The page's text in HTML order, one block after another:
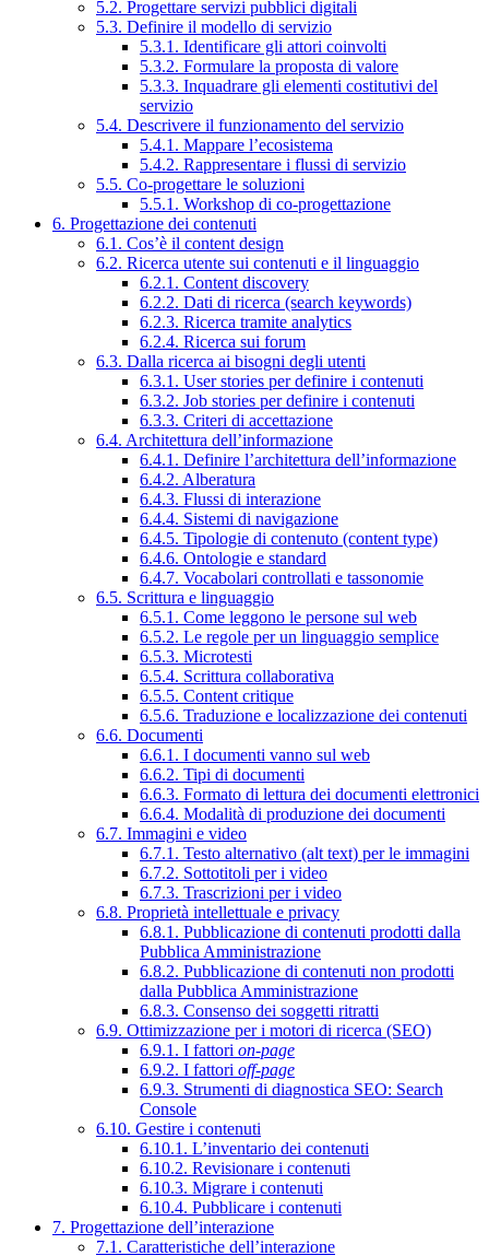
5.2. Progettare servizi pubblici digitali
5.3. Definire il modello di servizio
5.3.1. Identificare gli attori coinvolti
5.3.2. Formulare la proposta di valore
5.3.3. Inquadrare gli elementi costitutivi del
servizio
5.4. Descrivere il funzionamento del servizio
5.4.1. Mappare l’ecosistema
5.4.2. Rappresentare i flussi di servizio
5.5. Co-progettare le soluzioni
5.5.1. Workshop di co-progettazione
6. Progettazione dei contenuti
6.1. Cos’è il content design
6.2. Ricerca utente sui contenuti e il linguaggio
6.2.1. Content discovery
6.2.2. Dati di ricerca (search keywords)
6.2.3. Ricerca tramite analytics
6.2.4. Ricerca sui forum
6.3. Dalla ricerca ai bisogni degli utenti
6.3.1. User stories per definire i contenuti
6.3.2. Job stories per definire i contenuti
6.3.3. Criteri di accettazione
6.4. Architettura dell’informazione
6.4.1. Definire l’architettura dell’informazione
6.4.2. Alberatura
6.4.3. Flussi di interazione
6.4.4. Sistemi di navigazione
6.4.5. Tipologie di contenuto (content type)
6.4.6. Ontologie e standard
6.4.7. Vocabolari controllati e tassonomie
6.5. Scrittura e linguaggio
6.5.1. Come leggono le persone sul web
6.5.2. Le regole per un linguaggio semplice
6.5.3. Microtesti
6.5.4. Scrittura collaborativa
6.5.5. Content critique
6.5.6. Traduzione e localizzazione dei contenuti
6.6. Documenti
6.6.1. I documenti vanno sul web
6.6.2. Tipi di documenti
6.6.3. Formato di lettura dei documenti elettronici
6.6.4. Modalità di produzione dei documenti
6.7. Immagini e video
6.7.1. Testo alternativo (alt text) per le immagini
6.7.2. Sottotitoli per i video
6.7.3. Trascrizioni per i video
6.8. Proprietà intellettuale e privacy
6.8.1. Pubblicazione di contenuti prodotti dalla
Pubblica Amministrazione
6.8.2. Pubblicazione di contenuti non prodotti
dalla Pubblica Amministrazione
6.8.3. Consenso dei soggetti ritratti
6.9. Ottimizzazione per i motori di ricerca (SEO)
6.9.1. I fattori on-page
6.9.2. I fattori off-page
6.9.3. Strumenti di diagnostica SEO: Search
Console
6.10. Gestire i contenuti
6.10.1. L’inventario dei contenuti
6.10.2. Revisionare i contenuti
6.10.3. Migrare i contenuti
6.10.4. Pubblicare i contenuti
7. Progettazione dell’interazione
7.1. Caratteristiche dell’interazione